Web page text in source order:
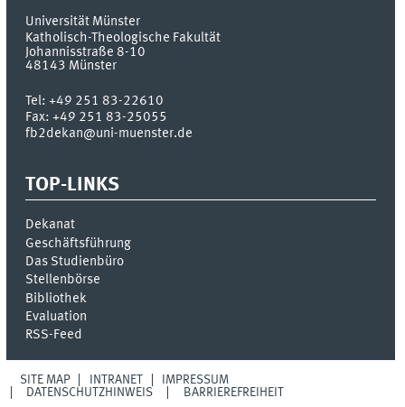
Universität Münster
Katholisch-Theologische Fakultät
Johannisstraße 8-10
48143 Münster
Tel:+49 251 83-22610
Fax:+49 251 83-25055
fb2dekan@uni-muenster.de
TOP-LINKS
Dekanat
Geschäftsführung
Das Studienbüro
Stellenbörse
Bibliothek
Evaluation
RSS-Feed
SITE MAP INTRANET
IMPRESSUM
DATENSCHUTZHINWEIS
BARRIEREFREIHEIT